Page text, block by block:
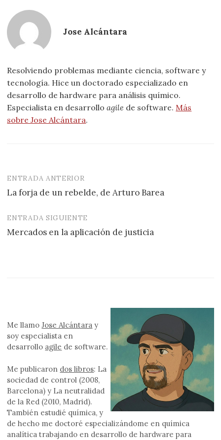
Jose Alcántara
Resolviendo problemas mediante ciencia, software y
tecnología. Hice un doctorado especializado en
desarrollo de hardware para análisis químico.
Especialista en desarrolloagile de software. Más
sobre Jose Alcántara.
Navegación
de
entradas
ENTRADA ANTERIOR
La forja de un rebelde, de Arturo Barea
ENTRADA SIGUIENTE
Mercados en la aplicación de justicia
Me llamoJose Alcántara y
soy especialista en
desarrollo agile de software.
Me publicaron dos libros: La
sociedad de control (2008,
Barcelona) y La neutralidad
de la Red (2010, Madrid).
También estudié química, y
de hecho me doctoré especializándome en química
analítica trabajando en desarrollo de hardware para